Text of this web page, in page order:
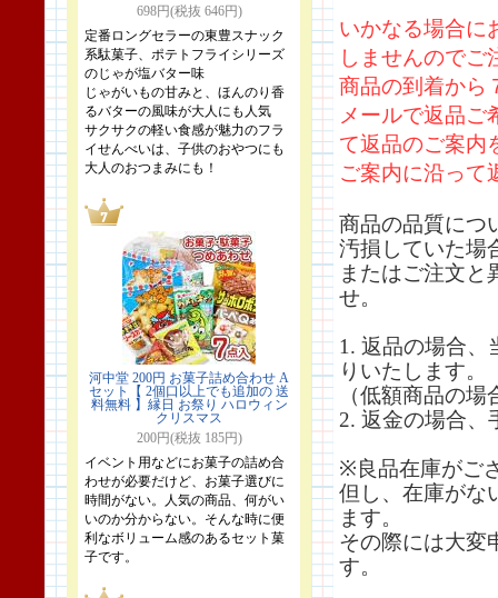
698円(税抜 646円)
定番ロングセラーの東豊スナック
系駄菓子、ポテトフライシリーズ
のじゃが塩バター味
じゃがいもの甘みと、ほんのり香
るバターの風味が大人にも人気
サクサクの軽い食感が魅力のフラ
イせんべいは、子供のおやつにも
大人のおつまみにも！
河中堂 200円 お菓子詰め合わせ A
セット【 2個口以上でも追加の 送
料無料 】縁日 お祭り ハロウィン
クリスマス
200円(税抜 185円)
イベント用などにお菓子の詰め合
わせが必要だけど、お菓子選びに
時間がない。人気の商品、何がい
いのか分からない。そんな時に便
利なボリューム感のあるセット菓
子です。
いかなる場合に
しませんのでご
商品の到着から
メールで返品ご
て返品のご案内
ご案内に沿って
商品の品質につ
汚損していた場
またはご注文と
せ。
1. 返品の場合、
りいたします。
（低額商品の
2. 返金の場合、
※良品在庫がご
但し、在庫がな
ます。
その際には大変
す。